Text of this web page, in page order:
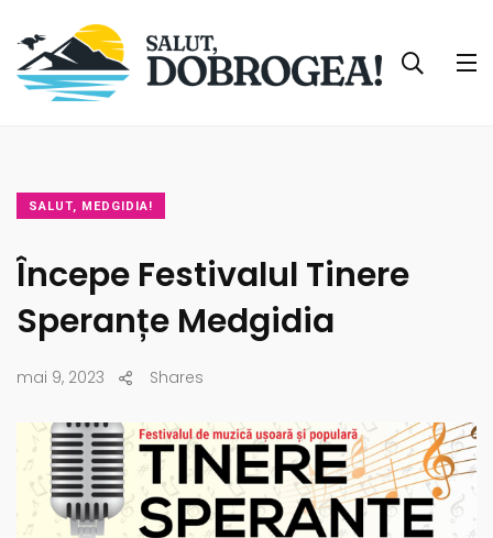
SALUT, MEDGIDIA!
Începe Festivalul Tinere
Speranțe Medgidia
mai 9, 2023 Shares